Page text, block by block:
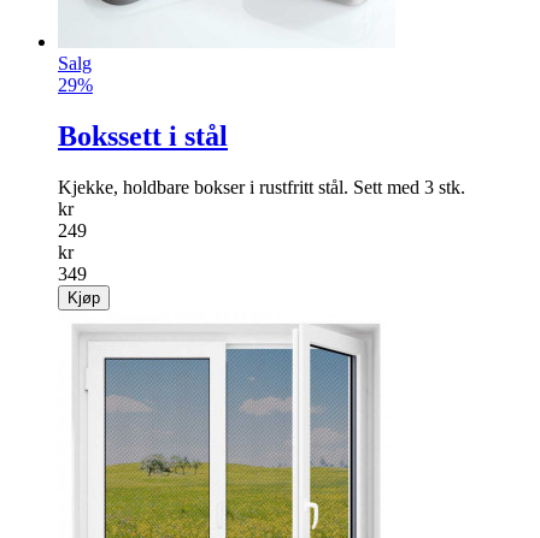
Salg
29%
Bokssett i stål
Kjekke, holdbare bokser i rustfritt stål. Sett med 3 stk.
kr
249
kr
349
Kjøp